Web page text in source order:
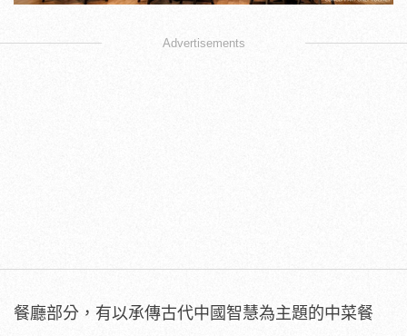
Advertisements
餐廳部分，有以承傳古代中國智慧為主題的中菜餐